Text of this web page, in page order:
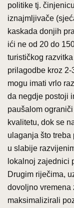
politike tj.
iznajmljivače
kaskada donjih
ići ne od 20 do
turističkog
prilagodbe kroz
mogu imati vrlo
da negdje postoji
paušalom
kvalitetu, dok se
ulaganja što
u slabije
lokalnoj zajednici
Drugim riječima,
dovoljno vremena
maksimalizirali